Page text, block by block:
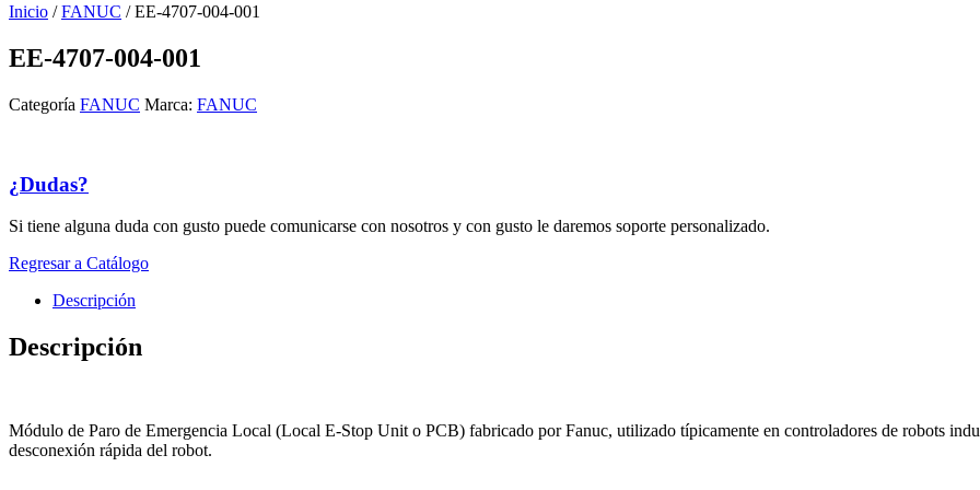
Inicio /FANUC / EE-4707-004-001
EE-4707-004-001
Categoría FANUC Marca: FANUC
¿Dudas?
Si tiene alguna duda con gusto puede comunicarse con nosotros y con gusto le daremos soporte personalizado.
Regresar a Catálogo
Descripción
Descripción
Módulo de Paro de Emergencia Local (Local E-Stop Unit o PCB) fabricado por Fanuc, utilizado típicamente en controladores de robots
desconexión rápida del robot.